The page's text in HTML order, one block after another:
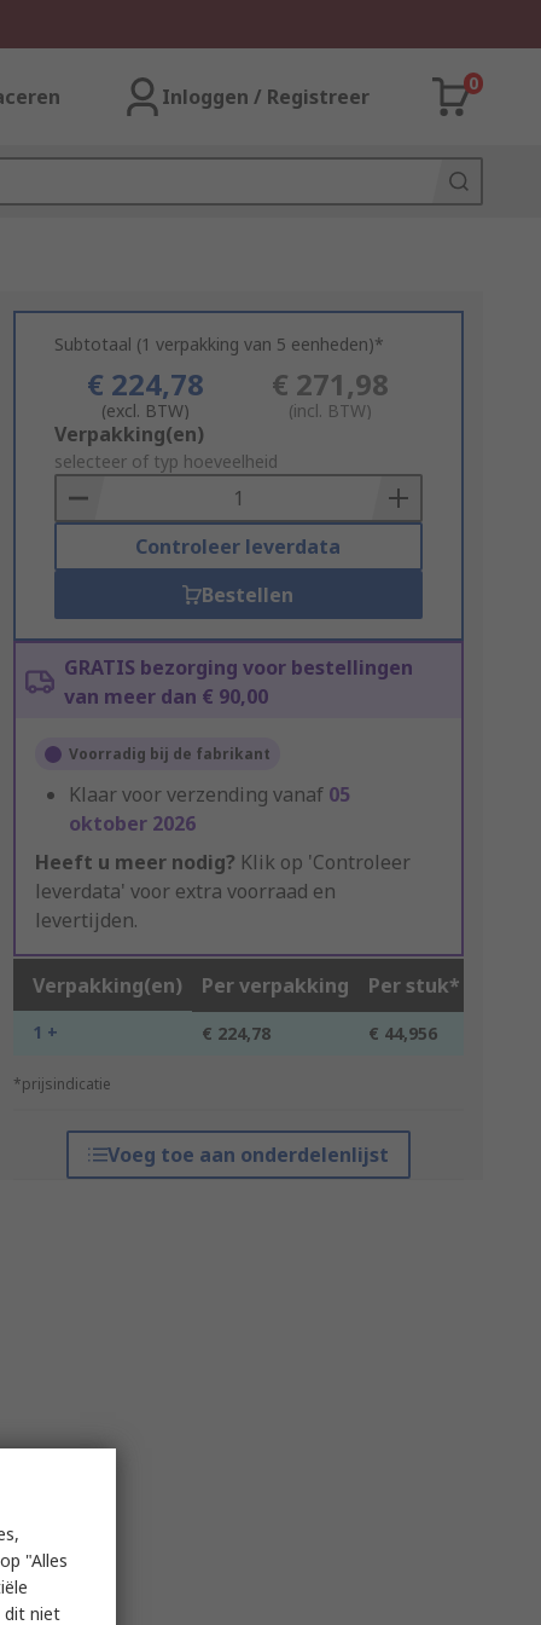
Inloggen / Registreer
0
Subtotaal (1 verpakking van 5 eenheden)*
€ 224,78
(excl. BTW)
€ 271,98
(incl. BTW)
Add
to
Basket
Verpakking(en)
selecteer of typ hoeveelheid
Controleer leverdata
Bestellen
GRATIS bezorging voor bestellingen
van meer dan € 90,00
Voorradig bij de fabrikant
Klaar voor verzending vanaf 05
oktober 2026
Heeft u meer nodig? Klik op 'Controleer
leverdata' voor extra voorraad en
levertijden.
Verpakking(en) Per verpakking Per stuk*
1 + € 224,78 € 44,956
*prijsindicatie
Voeg toe aan onderdelenlijst
"Alles
dit niet